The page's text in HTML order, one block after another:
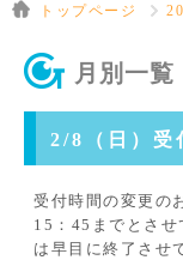
トップページ
月別一覧
2/8（日）受
受付時間の変更の
15：45までとさせ
は早目に終了させ